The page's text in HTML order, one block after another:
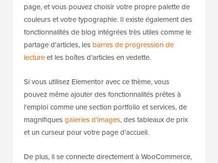
page, et vous pouvez choisir votre propre palette de
couleurs et votre typographie. Il existe également des
fonctionnalités de blog intégrées très utiles comme le
partage d'articles, les barres de progression de
lectureet les boîtes d'articles en vedette.
Si vous utilisez Elementor avec ce thème, vous
pouvez même ajouter des fonctionnalités prêtes à
l'emploi comme une section portfolio et services, de
magnifiquesgaleries d'images, des tableaux de prix
et un curseur pour votre page d'accueil.
De plus, il se connecte directement à WooCommerce,